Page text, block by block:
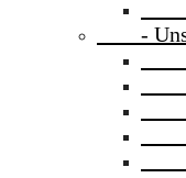
-
-
-
-
-
-
-